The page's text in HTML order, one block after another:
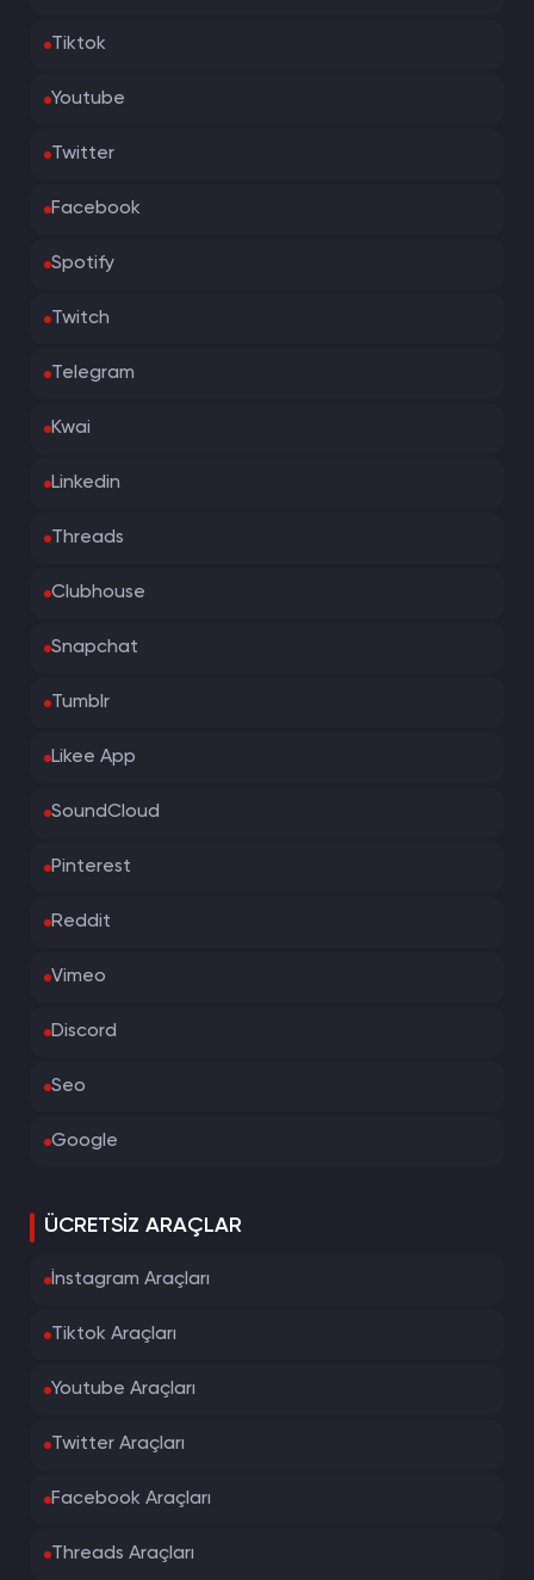
Tiktok
Youtube
Twitter
Facebook
Spotify
Twitch
Telegram
Kwai
Linkedin
Threads
Clubhouse
Snapchat
Tumblr
Likee App
SoundCloud
Pinterest
Reddit
Vimeo
Discord
Seo
Google
ÜCRETSIZ ARAÇLAR
İnstagram Araçları
Tiktok Araçları
Youtube Araçları
Twitter Araçları
Facebook Araçları
Threads Araçları